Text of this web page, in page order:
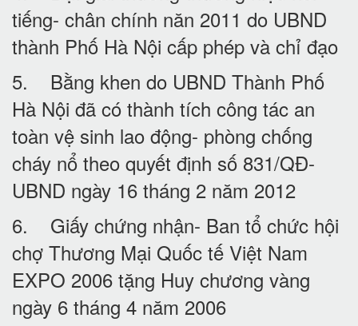
tiếng- chân chính năn 2011 do UBND
thành Phố Hà Nội cấp phép và chỉ đạo
5. Bằng khen do UBND Thành Phố
Hà Nội đã có thành tích công tác an
toàn vệ sinh lao động- phòng chống
cháy nổ theo quyết định số 831/QĐ-
UBND ngày 16 tháng 2 năm 2012
6. Giấy chứng nhận- Ban tổ chức hội
chợ Thương Mại Quốc tế Việt Nam
EXPO 2006 tặng Huy chương vàng
ngày 6 tháng 4 năm 2006